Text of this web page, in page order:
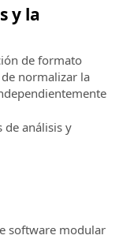
y la
de formato
normalizar la
de análisis y
software modular